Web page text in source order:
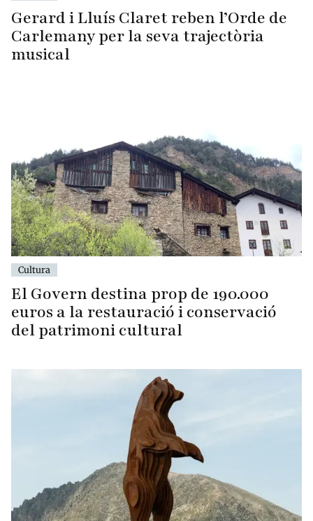
Gerard i Lluís Claret reben l’Orde de
Carlemany per la seva trajectòria
musical
Cultura
El Govern destina prop de 190.000
euros a la restauració i conservació
del patrimoni cultural